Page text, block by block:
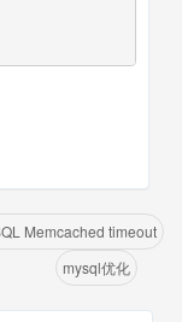
Memcached timeout
mysql优化